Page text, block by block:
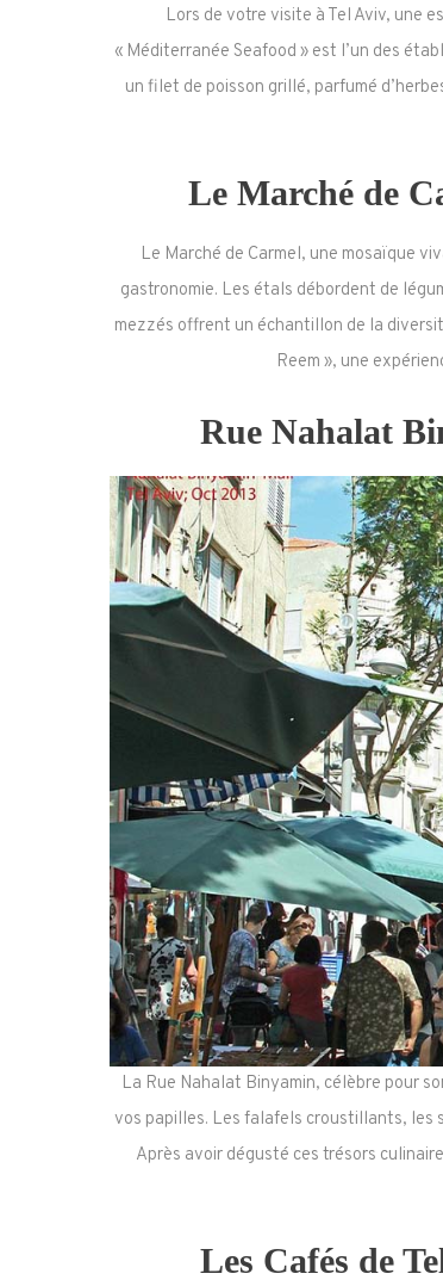
Lors de votre visite à Tel Aviv, une
« Méditerranée Seafood » est l’un des
un filet de poisson grillé, parfumé
Le Marché de
Le Marché de Carmel, une mosaïque
gastronomie. Les étals débordent de
mezzés offrent un échantillon de la
Reem », une
Rue Nahalat
La Rue Nahalat Binyamin, célèbre pour
vos papilles. Les falafels croustillants, les
Après avoir dégusté ces trésors
Les Cafés de